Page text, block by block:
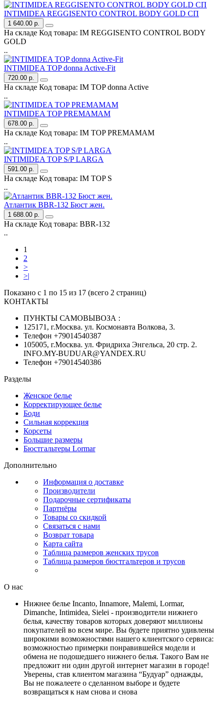
INTIMIDEA REGGISENTO CONTROL BODY GOLD СП
1 640.00 р.
На складе Код товара: IM REGGISENTO CONTROL BODY
GOLD
..
INTIMIDEA TOP donna Active-Fit
720.00 р.
На складе Код товара: IM TOP donna Active
..
INTIMIDEA TOP PREMAMAM
678.00 р.
На складе Код товара: IM TOP PREMAMAM
..
INTIMIDEA TOP S/P LARGA
591.00 р.
На складе Код товара: IM TOP S
..
Атлантик BBR-132 Бюст жен.
1 688.00 р.
На складе Код товара: BBR-132
..
1
2
>
>|
Показано с 1 по 15 из 17 (всего 2 страниц)
КОНТАКТЫ
ПУНКТЫ САМОВЫВОЗА :
125171, г.Москва. ул. Космонавта Волкова, 3.
Телефон +79014540387
105005, г.Москва. ул. Фридриха Энгельса, 20 стр. 2.
INFO.MY-BUDUAR@YANDEX.RU
Телефон +79014540386
Разделы
Женское белье
Корректирующее белье
Боди
Сильная коррекция
Корсеты
Большие размеры
Бюстгальтеры Lormar
Дополнительно
Информация о доставке
Производители
Подарочные сертификаты
Партнёры
Товары со скидкой
Связаться с нами
Возврат товара
Карта сайта
Таблица размеров женских трусов
Таблица размеров бюстгальтеров и трусов
О нас
Нижнее белье Incanto, Innamore, Malemi, Lormar,
Dimanche, Intimidea, Sielei - производители нижнего
белья, качеству товаров которых доверяют миллионы
покупателей во всем мире. Вы будете приятно удивлены
широкими возможностями нашего клиентского сервиса:
возможностью примерки понравившейся модели и
обмена не подошедшего нижнего белья. Такого Вам не
предложит ни один другой интернет магазин в городе!
Уверены, став клиентом магазина “Будуар” однажды,
Вы не пожалеете о сделанном выборе и будете
возвращаться к нам снова и снова